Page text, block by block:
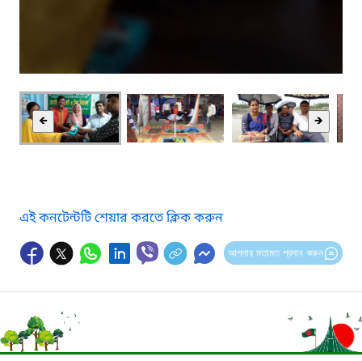
🡸 🡺
এই কনটেন্টটি শেয়ার করতে ক্লিক করুন
আপনার মতামত প্রদান করুন